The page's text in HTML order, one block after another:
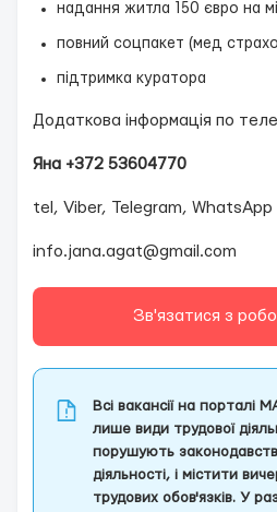
надання житла 150 євро на
повний соцпакет (мед
підтримка куратора
Додаткова інформація по
Яна +372 53604770
tel, Viber, Telegram, WhatsApp
info.jana.agat@gmail.com
Зв'язатися з
Всі вакансії на
лише види трудової
порушують
діяльності, і містити
трудових обов'язків. У